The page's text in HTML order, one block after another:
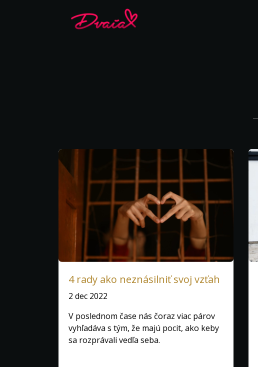
4 rady ako neznásilniť svoj vzťah
2 dec 2022
V poslednom čase nás čoraz viac párov
vyhľadáva s tým, že majú pocit, ako keby
sa rozprávali vedľa seba.